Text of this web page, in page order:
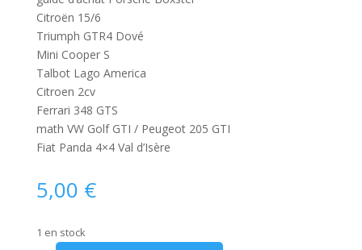
Citroën 15/6
Triumph GTR4 Dové
Mini Cooper S
Talbot Lago America
Citroen 2cv
Ferrari 348 GTS
math VW Golf GTI / Peugeot 205 GTI
Fiat Panda 4×4 Val d’Isère
5,00 €
1 en stock